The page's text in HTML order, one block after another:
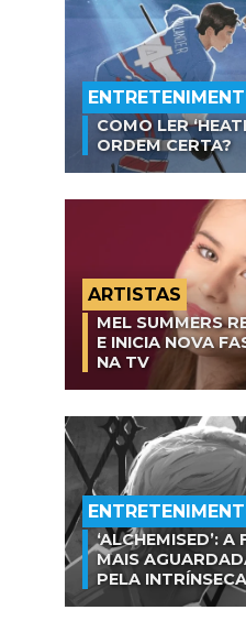
COMO LER
ORDEM CERTA?
ARTISTAS
MEL SUMMERS
E INICIA NOVA
NA TV
‘ALCHEMISED’:
MAIS
PELA INTRÍNSECA